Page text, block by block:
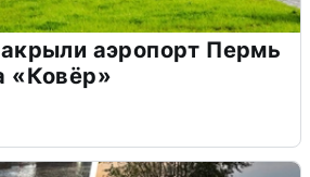
аэропорт Пермь
«Ковёр»